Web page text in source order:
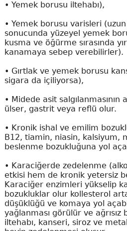
• Yemek borusu iltehabı),
• Yemek borusu varisleri
sonucunda yüzeyel yemek
kusma ve öğürme sırasında
kanamaya sebep verebilirler).
• Gırtlak ve yemek borusu
sigara da içiliyorsa),
• Midede asit salgılanmasının
ülser, gastrit veya reflü olur.
• Kronik ishal ve emilim
B12, tiamin, niasin, kalsiyum,
beslenme bozukluğuna yol
• Karaciğerde zedelenme
etkisi hem de kronik yetersiz
Karaciğer enzimleri yükselip
bozukluklar olur kollesterol
düşüklüğü ve komaya yol
yağlanması görülür ve
iltehabı, kanseri, siroz ve